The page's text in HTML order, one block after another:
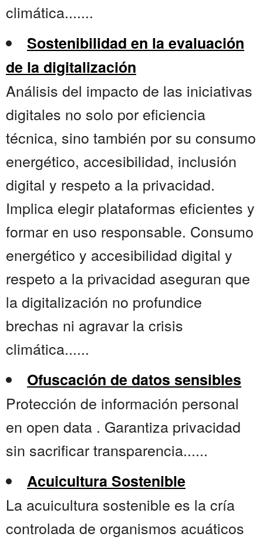
climática.......
Sostenibilidad en la evaluación
de la digitalización
Análisis del impacto de las iniciativas
digitales no solo por eficiencia
técnica, sino también por su consumo
energético, accesibilidad, inclusión
digital y respeto a la privacidad.
Implica elegir plataformas eficientes y
formar en uso responsable. Consumo
energético y accesibilidad digital y
respeto a la privacidad aseguran que
la digitalización no profundice
brechas ni agravar la crisis
climática......
Ofuscación de datos sensibles
Protección de información personal
en open data . Garantiza privacidad
sin sacrificar transparencia......
Acuicultura Sostenible
La acuicultura sostenible es la cría
controlada de organismos acuáticos